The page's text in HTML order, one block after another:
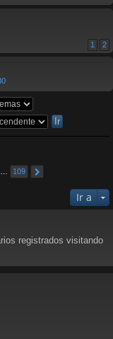
1 2
109
Ir a
registrados visitando